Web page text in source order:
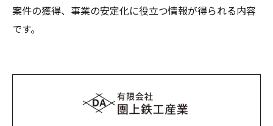
案件の獲得、事業の安定化に役立つ情報が得られる内容
です。